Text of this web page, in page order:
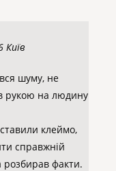
Київ
шуму, не
рукою на людину
клеймо,
справжній
розбирав факти.